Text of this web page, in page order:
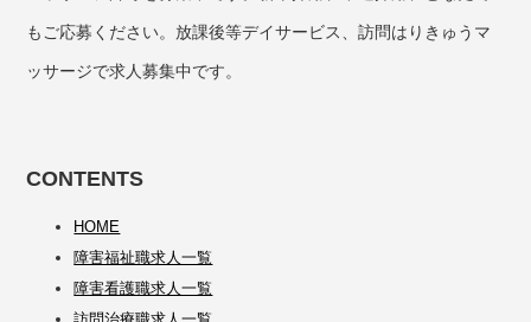
もご応募ください。放課後等デイサービス、訪問はりきゅうマ
ッサージで求人募集中です。
CONTENTS
HOME
障害福祉職求人一覧
障害看護職求人一覧